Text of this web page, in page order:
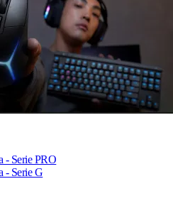
- Serie PRO
- Serie G